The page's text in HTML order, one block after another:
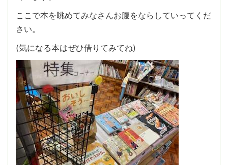
ここで本を眺めてみなさんお腹をならしていってくだ
さい。
(気になる本はぜひ借りてみてね)